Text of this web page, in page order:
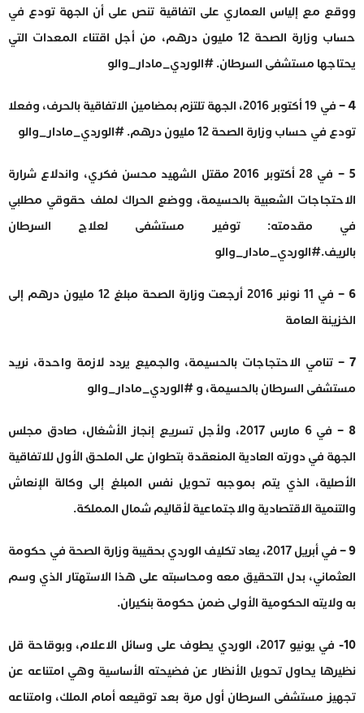
ووقع مع إلياس العماري على اتفاقية تنص على أن الجهة تودع في
حساب وزارة الصحة 12 مليون درهم، من أجل اقتناء المعدات التي
يحتاجها مستشفى السرطان. #الوردي_مادار_والو
4 –
في 19 أكتوبر 2016، الجهة تلتزم بمضامين الاتفاقية بالحرف، وفعلا
تودع في حساب وزارة الصحة 12 مليون درهم. #الوردي_مادار_والو
5 –
في 28 أكتوبر 2016 مقتل الشهيد محسن فكري، واندلاع شرارة
الاحتجاجات الشعبية بالحسيمة، ووضع الحراك لملف حقوقي مطلبي
في مقدمته: توفير مستشفى لعلاج السرطان
بالريف.#الوردي_مادار_والو
6 –
في 11 نونبر 2016 أرجعت وزارة الصحة مبلغ 12 مليون درهم إلى
الخزينة العامة
7 –
تنامي الاحتجاجات بالحسيمة، والجميع يردد لازمة واحدة، نريد
مستشفى السرطان بالحسيمة، و #الوردي_مادار_والو
8 –
في 6 مارس 2017، ولأجل تسريع إنجاز الأشغال، صادق مجلس
الجهة في دورته العادية المنعقدة بتطوان على الملحق الأول للاتفاقية
الأصلية، الذي يتم بموجبه تحويل نفس المبلغ إلى وكالة الإنعاش
والتنمية الاقتصادية والاجتماعية لأقاليم شمال المملكة.
9 –
في أبريل 2017، يعاد تكليف الوردي بحقيبة وزارة الصحة في حكومة
العثماني، بدل التحقيق معه ومحاسبته على هذا الاستهتار الذي وسم
به ولايته الحكومية الأولى ضمن حكومة بنكيران.
10-
في يونيو 2017، الوردي يطوف على وسائل الاعلام، وبوقاحة قل
نظيرها يحاول تحويل الأنظار عن فضيحته الأساسية وهي امتناعه عن
تجهيز مستشفى السرطان أول مرة بعد توقيعه أمام الملك، وامتناعه